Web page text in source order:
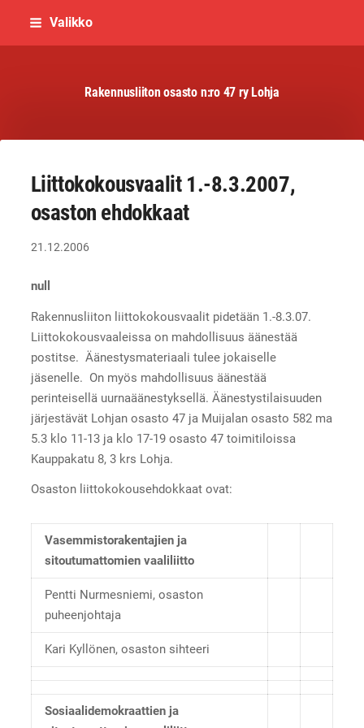
Siirry
Valikko
Rakennusliiton osasto n:ro 47 ry Lohja
Liittokokousvaalit 1.-8.3.2007,
osaston ehdokkaat
21.12.2006
null
Rakennusliiton liittokokousvaalit pidetään 1.-8.3.07.
Liittokokousvaaleissa on mahdollisuus äänestää
postitse. Äänestysmateriaali tulee jokaiselle
jäsenelle. On myös mahdollisuus äänestää
perinteisellä uurnaäänestyksellä. Äänestystilaisuuden
järjestävät Lohjan osasto 47 ja Muijalan osasto 582 ma
5.3 klo 11-13 ja klo 17-19 osasto 47 toimitiloissa
Kauppakatu 8, 3 krs Lohja.
Osaston liittokokousehdokkaat ovat:
Vasemmistorakentajien ja
sitoutumattomien vaaliliitto
Pentti Nurmesniemi, osaston
puheenjohtaja
Kari Kyllönen, osaston sihteeri
Sosiaalidemokraattien ja